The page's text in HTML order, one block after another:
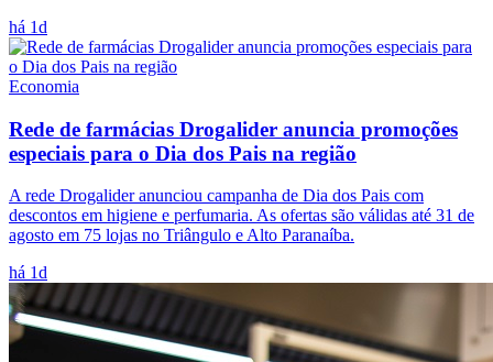
há 1d
Economia
Rede de farmácias Drogalider anuncia promoções
especiais para o Dia dos Pais na região
A rede Drogalider anunciou campanha de Dia dos Pais com
descontos em higiene e perfumaria. As ofertas são válidas até 31 de
agosto em 75 lojas no Triângulo e Alto Paranaíba.
há 1d